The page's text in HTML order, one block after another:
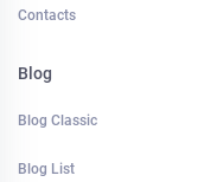
Contacts
Blog
Blog Classic
Blog List